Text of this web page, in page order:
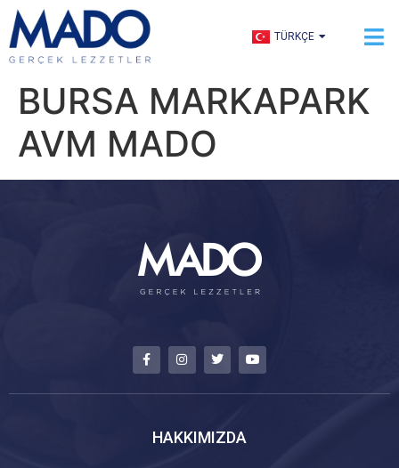
TÜRKÇE
العربية
BURSA MARKAPARK
AVM MADO
HAKKIMIZDA